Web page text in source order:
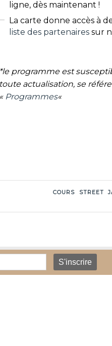
ligne, dès maintenant !
La carte donne accès à
liste des partenaires sur
*le programme est
toute actualisation, se
« Programmes«
COURS STREET
LÉGALES